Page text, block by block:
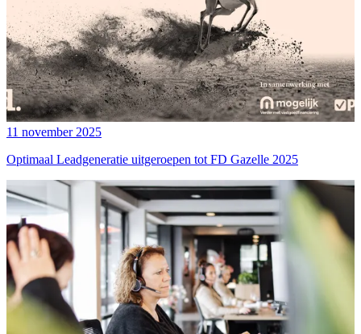
11 november 2025
Optimaal Leadgeneratie uitgeroepen tot FD Gazelle 2025